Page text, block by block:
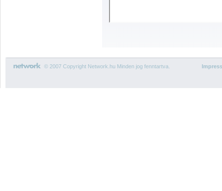
© 2007 Copyright Network.hu Minden jog fenntartva.